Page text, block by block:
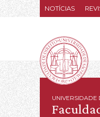
NOTÍCIAS
UNIVERSIDADE